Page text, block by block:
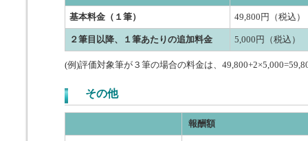
基本料金（１筆） 49,800円（税込）
２筆目以降、１筆あたりの追加料金 5,000円（税込）
(例)評価対象筆が３筆の場合の料金は、
その他
報酬額